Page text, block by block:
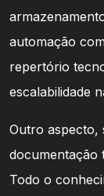
automação
repertório
escalabilidade
Outro aspecto,
documentação
Todo o